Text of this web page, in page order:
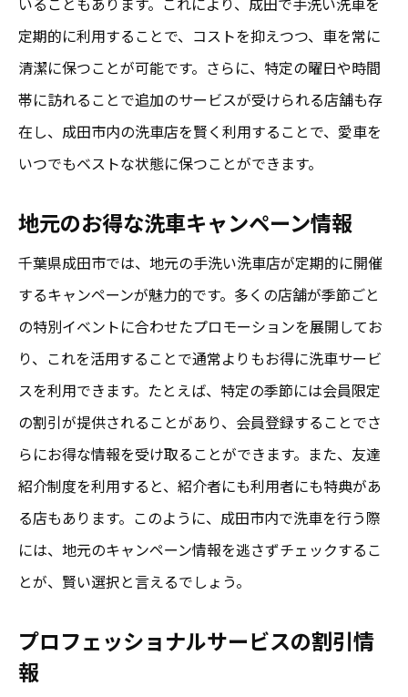
定期的に利用することで、コストを抑えつつ、車を常に
清潔に保つことが可能です。さらに、特定の曜日や時間
帯に訪れることで追加のサービスが受けられる店舗も存
在し、成田市内の洗車店を賢く利用することで、愛車を
いつでもベストな状態に保つことができます。
地元のお得な洗車キャンペーン情報
千葉県成田市では、地元の手洗い洗車店が定期的に開催
するキャンペーンが魅力的です。多くの店舗が季節ごと
の特別イベントに合わせたプロモーションを展開してお
り、これを活用することで通常よりもお得に洗車サービ
スを利用できます。たとえば、特定の季節には会員限定
の割引が提供されることがあり、会員登録することでさ
らにお得な情報を受け取ることができます。また、友達
紹介制度を利用すると、紹介者にも利用者にも特典があ
る店もあります。このように、成田市内で洗車を行う際
には、地元のキャンペーン情報を逃さずチェックするこ
とが、賢い選択と言えるでしょう。
プロフェッショナルサービスの割引情
報